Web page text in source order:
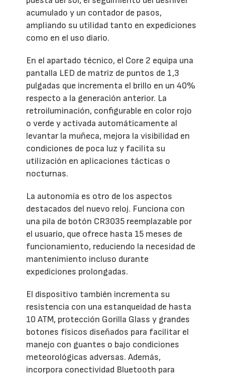
acumulado y un contador de pasos,
ampliando su utilidad tanto en expediciones
como en el uso diario.
En el apartado técnico, el Core 2 equipa una
pantalla LED de matriz de puntos de 1,3
pulgadas que incrementa el brillo en un 40%
respecto a la generación anterior. La
retroiluminación, configurable en color rojo
o verde y activada automáticamente al
levantar la muñeca, mejora la visibilidad en
condiciones de poca luz y facilita su
utilización en aplicaciones tácticas o
nocturnas.
La autonomía es otro de los aspectos
destacados del nuevo reloj. Funciona con
una pila de botón CR3035 reemplazable por
el usuario, que ofrece hasta 15 meses de
funcionamiento, reduciendo la necesidad de
mantenimiento incluso durante
expediciones prolongadas.
El dispositivo también incrementa su
resistencia con una estanqueidad de hasta
10 ATM, protección Gorilla Glass y grandes
botones físicos diseñados para facilitar el
manejo con guantes o bajo condiciones
meteorológicas adversas. Además,
incorpora conectividad Bluetooth para